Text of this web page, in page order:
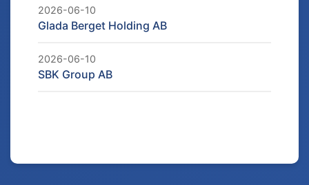
2026-06-10
Glada Berget Holding AB
2026-06-10
SBK Group AB